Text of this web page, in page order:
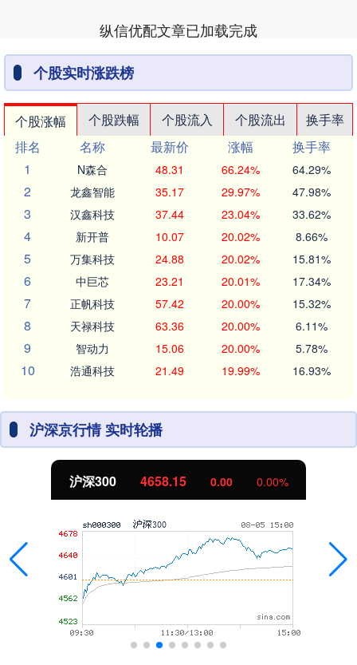
纵信优配文章已加载完成
个股实时涨跌榜
个股涨幅 个股跌幅 个股流入 个股流出
换手率
排名
名称 最新价 涨幅
换手率
1
N森合 48.31 66.24% 64.29%
2 龙鑫智能 35.17 29.97% 47.98%
3 汉鑫科技 37.44 23.04% 33.62%
4 新开普 10.07 20.02% 8.66%
5 万集科技 24.88 20.02% 15.81%
6 中巨芯 23.21 20.01% 17.34%
7 正帆科技 57.42 20.00% 15.32%
8 天禄科技 63.36 20.00% 6.11%
9 智动力 15.06 20.00% 5.78%
10 浩通科技 21.49 19.99% 16.93%
沪深京行情 实时轮播
北证50 1119.46